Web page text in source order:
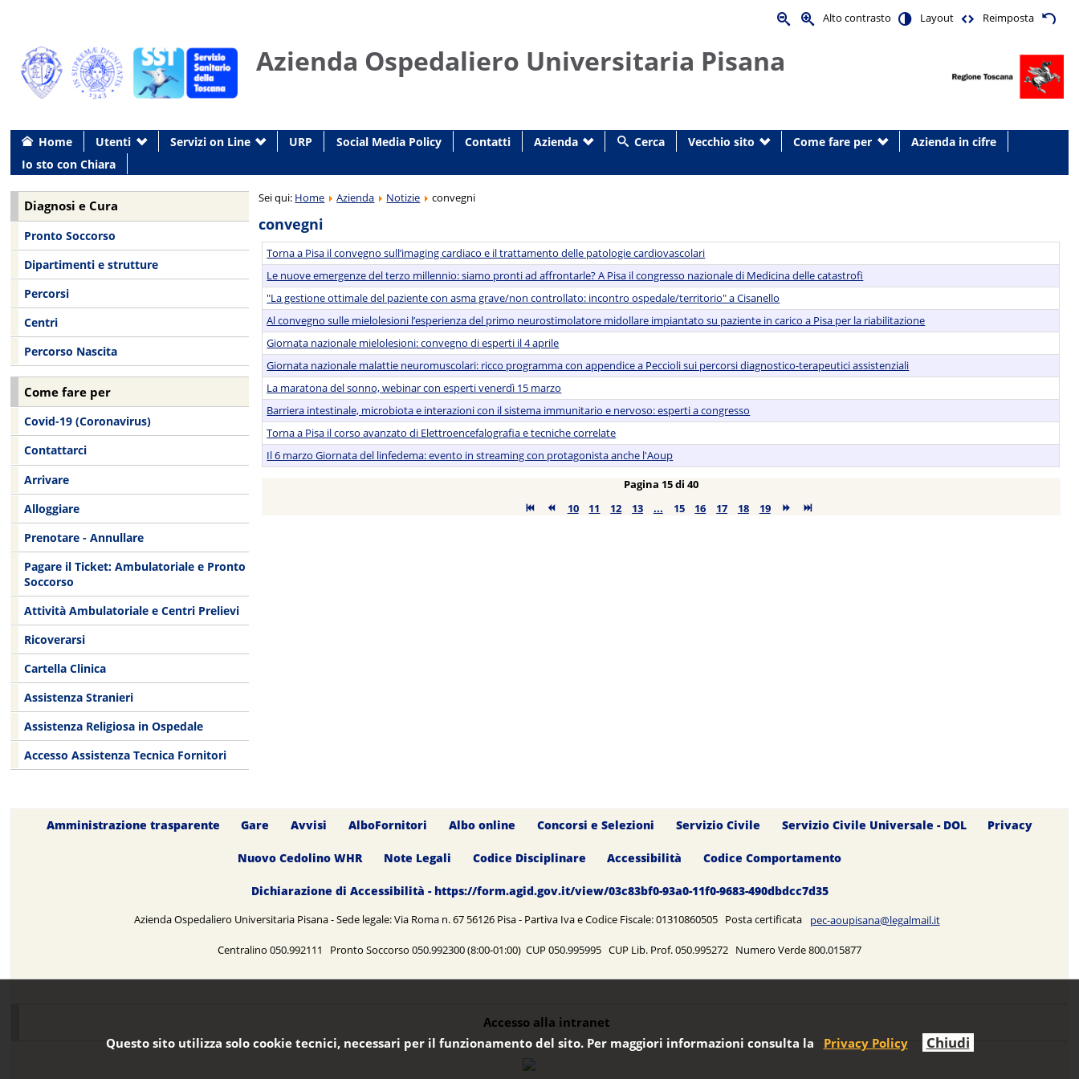
Alto contrasto Layout Reimposta
Azienda Ospedaliero Universitaria Pisana
Home Utenti Servizi on Line URP Social Media Policy Contatti Azienda Cerca Vecchio sito Come fare per
Azienda in cifre
Io sto con Chiara
Sei qui: Home Azienda Notizie convegni
convegni
Torna a Pisa il convegno sull’imaging cardiaco e il trattamento delle patologie cardiovascolari
Le nuove emergenze del terzo millennio: siamo pronti ad affrontarle? A Pisa il congresso nazionale di Medicina delle catastrofi
"La gestione ottimale del paziente con asma grave/non controllato: incontro ospedale/territorio" a Cisanello
Al convegno sulle mielolesioni l’esperienza del primo neurostimolatore midollare impiantato su paziente in carico a Pisa per la riabilitazione
Giornata nazionale mielolesioni: convegno di esperti il 4 aprile
Giornata nazionale malattie neuromuscolari: ricco programma con appendice a Peccioli sui percorsi diagnostico-terapeutici assistenziali
La maratona del sonno, webinar con esperti venerdì 15 marzo
Barriera intestinale, microbiota e interazioni con il sistema immunitario e nervoso: esperti a congresso
Torna a Pisa il corso avanzato di Elettroencefalografia e tecniche correlate
Il 6 marzo Giornata del linfedema: evento in streaming con protagonista anche l'Aoup
Pagina 15 di 40
10
11 12 13 ... 15 16 17 18 19
Diagnosi e Cura
Pronto Soccorso
Dipartimenti e strutture
Percorsi
Centri
Percorso Nascita
Come fare per
Covid-19 (Coronavirus)
Contattarci
Arrivare
Alloggiare
Prenotare - Annullare
Pagare il Ticket: Ambulatoriale e Pronto
Soccorso
Attività Ambulatoriale e Centri Prelievi
Ricoverarsi
Cartella Clinica
Assistenza Stranieri
Assistenza Religiosa in Ospedale
Accesso Assistenza Tecnica Fornitori
Amministrazione trasparente Gare Avvisi AlboFornitori Albo online Concorsi e Selezioni Servizio Civile Servizio Civile Universale - DOL Privacy
Nuovo Cedolino WHR Note Legali Codice Disciplinare Accessibilità Codice Comportamento
Dichiarazione di Accessibilità - https://form.agid.gov.it/view/03c83bf0-93a0-11f0-9683-490dbdcc7d35
Azienda Ospedaliero Universitaria Pisana - Sede legale: Via Roma n. 67 56126 Pisa - Partiva Iva e Codice Fiscale: 01310860505 Posta certificata pec-aoupisana@legalmail.it
Centralino 050.992111 Pronto Soccorso 050.992300 (8:00-01:00) CUP 050.995995 CUP Lib. Prof. 050.995272 Numero Verde 800.015877
Accesso alla intranet
Questo sito utilizza solo cookie tecnici, necessari per il funzionamento del sito. Per maggiori informazioni consulta la Privacy Policy Chiudi